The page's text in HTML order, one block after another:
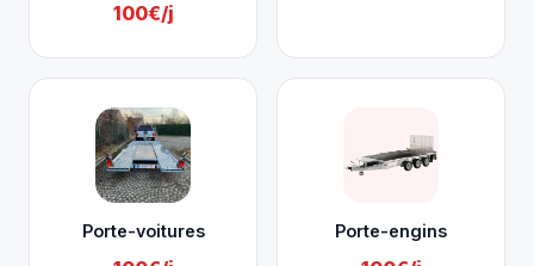
100€/j
Porte-voitures Porte-engins